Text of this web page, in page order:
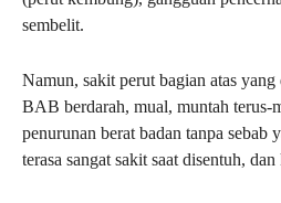
sembelit.
Namun, sakit perut bagian atas yang
BAB berdarah, mual, muntah terus-
penurunan berat badan tanpa sebab
terasa sangat sakit saat disentuh,